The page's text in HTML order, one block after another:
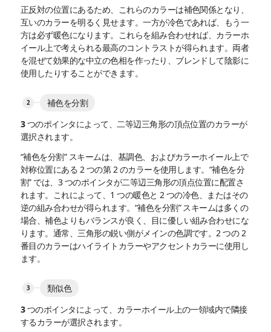
正反対の位置にあるため、これらのカラーは補色関係となり、
互いのカラーを明るく見せます。一方が冷色であれば、もう一
方は必ず暖色になります。これらを組み合わせれば、カラーホ
イール上で考えられる最高のコントラストが得られます。両者
を混ぜて効果的な中立の色相を作ったり、ブレンドして陰影に
使用したりすることができます。
補色を分割
3 つのポインタによって、二等辺三角形の頂点位置のカラーが
選択されます。
“補色を分割” スキームは、基調色、およびカラーホイール上で
対称位置にある 2 つの第 2 のカラーを使用します。“補色を分
割” では、3 つのポインタが二等辺三角形の頂点位置に配置さ
れます。これによって、1 つの暖色と 2 つの冷色、またはその
逆の組み合わせが得られます。“補色を分割” スキームは多くの
場合、補色よりもバランスが良く、目に優しい組み合わせにな
ります。通常、三角形の鋭い側がメインの色調です。2 つの 2
番目のカラーはハイライトカラーやアクセントカラーに使用し
ます。
類似色
3 つのポインタによって、カラーホイール上の一領域内で隣接
するカラーが選択されます。